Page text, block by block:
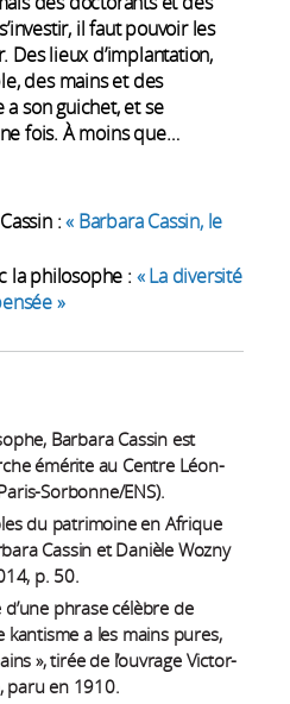
il faut pouvoir les
lieux d’implantation,
des mains et des
a son guichet, et se
fois. À moins que…
:« Barbara Cassin, le
la philosophe : « La diversité
»
Barbara Cassin est
émérite au Centre Léon-
Sorbonne/ENS).
du patrimoine en Afrique
Cassin et Danièle Wozny
p. 50.
phrase célèbre de
kantisme a les mains pures,
», tirée de l’ouvrage Victor-
paru en 1910.